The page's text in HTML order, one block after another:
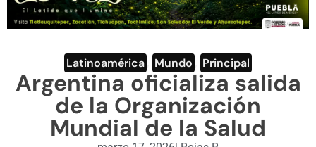
DEPORTES
ENGLISH SECTION
VIDEOS
Latinoamérica Mundo Principal
Argentina oficializa salida
de la Organización
Mundial de la Salud